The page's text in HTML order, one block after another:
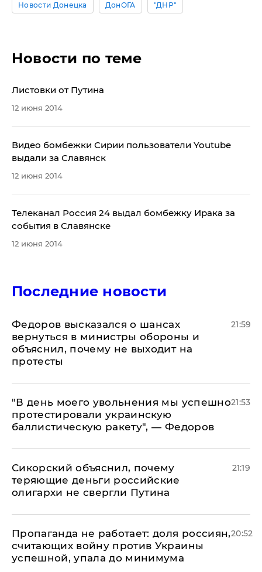
Новости Донецка ДонОГА "ДНР"
Новости по теме
Листовки от Путина
12 июня 2014
Видео бомбежки Сирии пользователи Youtube
выдали за Славянск
12 июня 2014
Телеканал Россия 24 выдал бомбежку Ирака за
события в Славянске
12 июня 2014
Последние новости
Федоров высказался о шансах
вернуться в министры обороны и
объяснил, почему не выходит на
протесты
21:59
​"В день моего увольнения мы успешно
протестировали украинскую
баллистическую ракету", — Федоров
21:53
Сикорский объяснил, почему
теряющие деньги российские
олигархи не свергли Путина
21:19
​Пропаганда не работает: доля россиян,
считающих войну против Украины
успешной, упала до минимума
20:52